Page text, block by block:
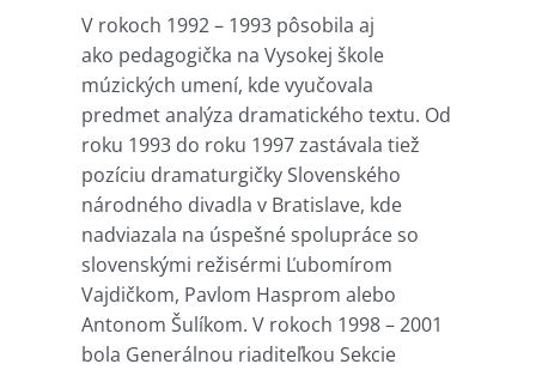
V rokoch 1992 – 1993 pôsobila aj
ako pedagogička na Vysokej škole
múzických umení, kde vyučovala
predmet analýza dramatického textu. Od
roku 1993 do roku 1997 zastávala tiež
pozíciu dramaturgičky Slovenského
národného divadla v Bratislave, kde
nadviazala na úspešné spolupráce so
slovenskými režisérmi Ľubomírom
Vajdičkom, Pavlom Hasprom alebo
Antonom Šulíkom. V rokoch 1998 – 2001
bola Generálnou riaditeľkou Sekcie